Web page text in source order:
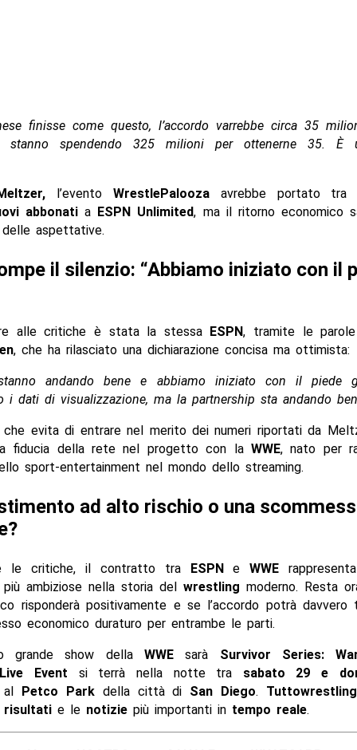
finisse come questo, l’accordo varrebbe circa 35
stanno spendendo 325 milioni per ottenerne 35. È
l’evento WrestlePaloozaavrebbe portato
abbonatia ESPN Unlimited, ma il ritorno economico
aspettative.
il silenzio: “Abbiamo iniziato con il
alle critiche è stata la stessa ESPN, tramite le
, che ha rilasciato una dichiarazione concisa ma ottimista:
andando bene e abbiamo iniziato con il piede
i dati di visualizzazione, ma la partnership sta andando
che evita di entrare nel merito dei numeri riportati da
fiducia della rete nel progetto con la WWE, nato per
sport-entertainment nel mondo dello streaming.
ad alto rischio o una
le critiche, il contratto tra ESPNeWWE
più ambiziose nella storia delwrestling moderno. Resta
risponderà positivamente e se l’accordo potrà davvero
economico duraturo per entrambe le parti.
grande show della WWE sarà Survivor Series:
Event si terrà nella notte tra sabato 29 e
Petco Parkdella città di San Diego. Tuttowrestling
risultatie le notiziepiù importanti in tempo reale.